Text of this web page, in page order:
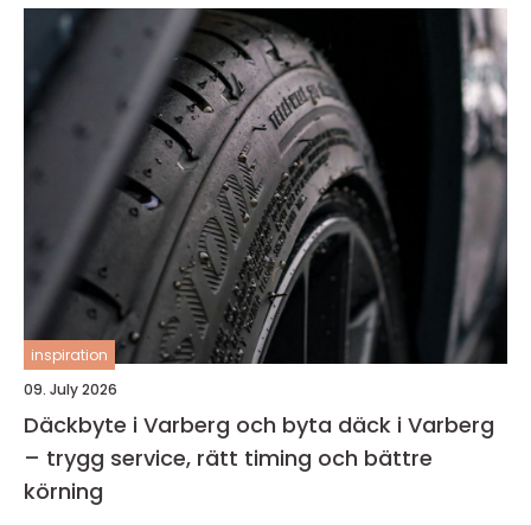
inspiration
09. July 2026
Däckbyte i Varberg och byta däck i Varberg
– trygg service, rätt timing och bättre
körning